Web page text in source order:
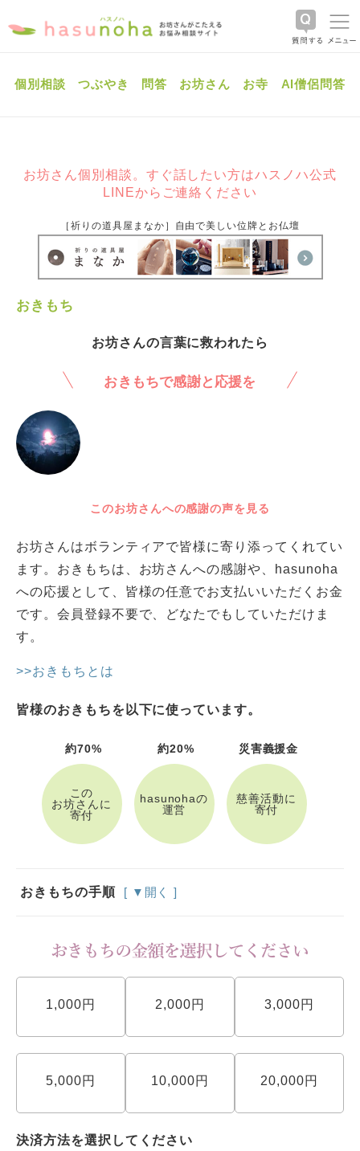
個別相談 つぶやき 問答 お坊さん お寺 AI僧侶問答
お坊さん個別相談。すぐ話したい方はハスノハ公式
LINEからご連絡ください
［祈りの道具屋まなか］自由で美しい位牌とお仏壇
おきもち
お坊さんの言葉に救われたら
おきもちで感謝と応援を
このお坊さんへの感謝の声を見る
お坊さんはボランティアで皆様に寄り添ってくれてい
ます。おきもちは、お坊さんへの感謝や、hasunoha
への応援として、皆様の任意でお支払いいただくお金
です。会員登録不要で、どなたでもしていただけま
す。
>>おきもちとは
皆様のおきもちを以下に使っています。
約70%
この
お坊さんに
寄付
約20%
hasunohaの
運営
災害義援金
慈善活動に
寄付
おきもちの手順 [ ▼開く ]
1,000円 2,000円 3,000円
5,000円 10,000円 20,000円
決済方法を選択してください